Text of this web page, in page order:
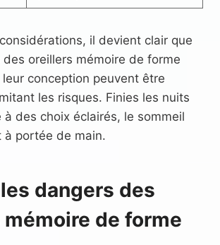
il devient clair que
oreillers mémoire de forme
conception peuvent être
les risques. Finies les nuits
à des choix éclairés, le sommeil
à portée de main.
dangers des
de forme